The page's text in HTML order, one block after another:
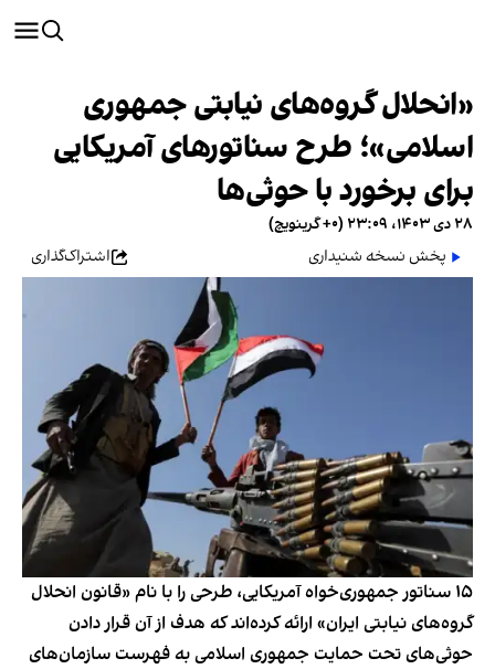
«انحلال گروه‌های نیابتی جمهوری
اسلامی»؛ طرح سناتورهای آمریکایی
برای برخورد با حوثی‌ها
۲۸ دی ۱۴۰۳، ۲۳:۰۹ (‎+۰ گرینویچ)
پخش نسخه شنیداری
اشتراک‌گذاری
۱۵ سناتور جمهوری‌خواه آمریکایی، طرحی را با نام «قانون انحلال
گروه‌های نیابتی ایران» ارائه کرده‌اند که هدف از آن قرار دادن
حوثی‌های تحت حمایت جمهوری اسلامی به فهرست سازمان‌های